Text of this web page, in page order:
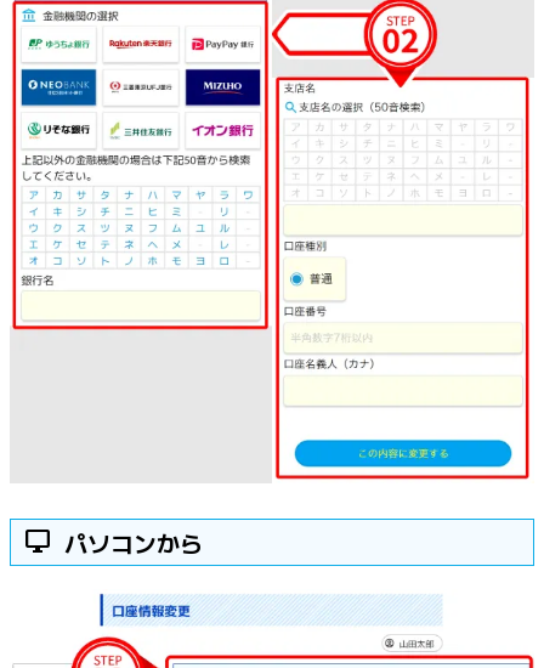
desktop_windows パソコンから